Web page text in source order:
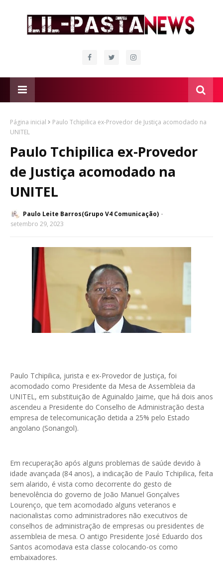
Página inicial
Paulo Tchipilica ex-Provedor de Justiça acomodado na
UNITEL
Paulo Tchipilica ex-Provedor
de Justiça acomodado na
UNITEL
Paulo Leite Barros(Grupo V4 Comunicação)
setembro 29, 2023
Paulo Tchipilica, jurista e ex-Provedor de Justiça, foi
acomodado como Presidente da Mesa de Assembleia da
UNITEL, em substituição de Aguinaldo Jaime, que há dois anos
ascendeu a Presidente do Conselho de Administração desta
empresa de telecomunicação detida a 25% pelo Estado
angolano (Sonangol).
Em recuperação após alguns problemas de saúde devido à
idade avançada (84 anos), a indicação de Paulo Tchipilica, feita
sem alarido, é vista como decorrente do gesto de
benevolência do governo de João Manuel Gonçalves
Lourenço, que tem acomodado alguns veteranos e
nacionalistas como administradores não executivos de
conselhos de administração de empresas ou presidentes de
assembleia de mesa. O antigo Presidente José Eduardo dos
Santos acomodava esta classe colocando-os como
embaixadores.